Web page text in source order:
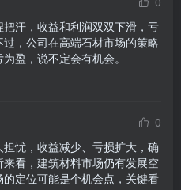
汗，收益和利润双双下滑，亏
，公司在高端石材市场的策略
盈，说不定会有机会。
0
忧，收益减少、亏损扩大，确
看，建筑材料市场仍有发展空
定位可能是个机会点，关键看